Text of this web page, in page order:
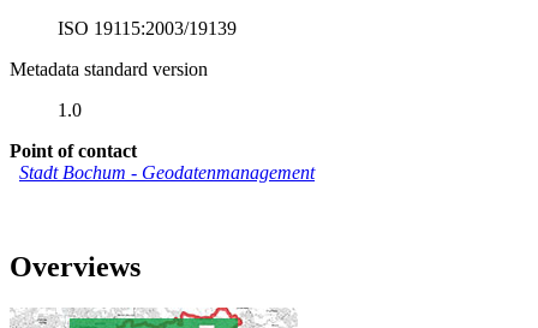
ISO 19115:2003/19139
Metadata standard version
1.0
Point of contact
Stadt Bochum - Geodatenmanagement
Overviews